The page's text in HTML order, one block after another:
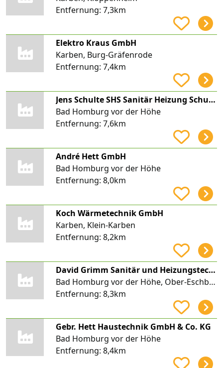
Entfernung: 7,3km
Elektro Kraus GmbH
Karben, Burg-Gräfenrode
Entfernung: 7,4km
Jens Schulte SHS Sanitär Heizung Schulte
Bad Homburg vor der Höhe
Entfernung: 7,6km
André Hett GmbH
Bad Homburg vor der Höhe
Entfernung: 8,0km
Koch Wärmetechnik GmbH
Karben, Klein-Karben
Entfernung: 8,2km
David Grimm Sanitär und Heizungstechnik
Bad Homburg vor der Höhe, Ober-Eschbach
Entfernung: 8,3km
Gebr. Hett Haustechnik GmbH & Co. KG
Bad Homburg vor der Höhe
Entfernung: 8,4km